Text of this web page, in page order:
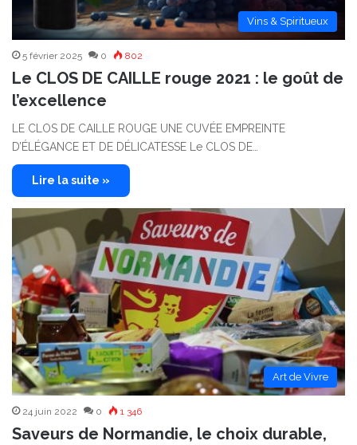
Vins & Spiritueux
5 février 2025 0 802
Le CLOS DE CAILLE rouge 2021 : le goût de
l’excellence
LE CLOS DE CAILLE ROUGE UNE CUVÉE EMPREINTE
D’ÉLÉGANCE ET DE DÉLICATESSE Le CLOS DE…
Lire la suite »
Art de Vivre
24 juin 2022 0 1 346
Saveurs de Normandie, le choix durable,